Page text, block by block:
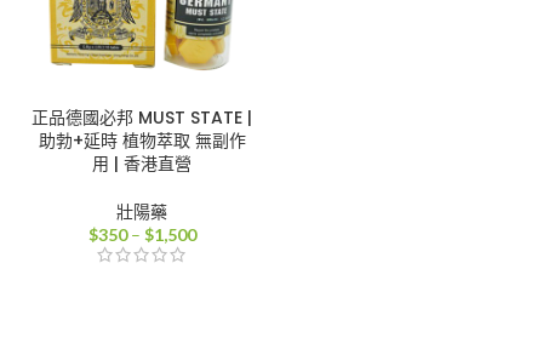
正品德國必邦 MUST STATE |
助勃+延時 植物萃取 無副作
用 | 香港直營
壯陽藥
$350 – $1,500價